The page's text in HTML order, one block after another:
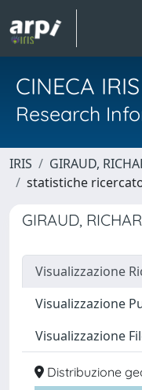
CINECA IRIS
Research
IRIS
GIRAUD,
statistiche
GIRAUD,
Visualizzazione
Visualizzazione
Visualizzazione
Distribuzione